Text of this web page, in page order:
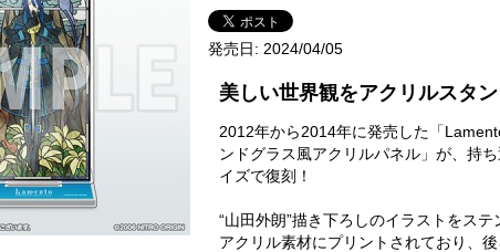
発売日: 2024/04/05
美しい世界観をアクリルスタン
2012年から2014年に発売した「
ンドグラス風アクリルパネル」が、持
イズで復刻！
“山田外朗”描き下ろしのイラストをステ
アクリル素材にプリントされており、